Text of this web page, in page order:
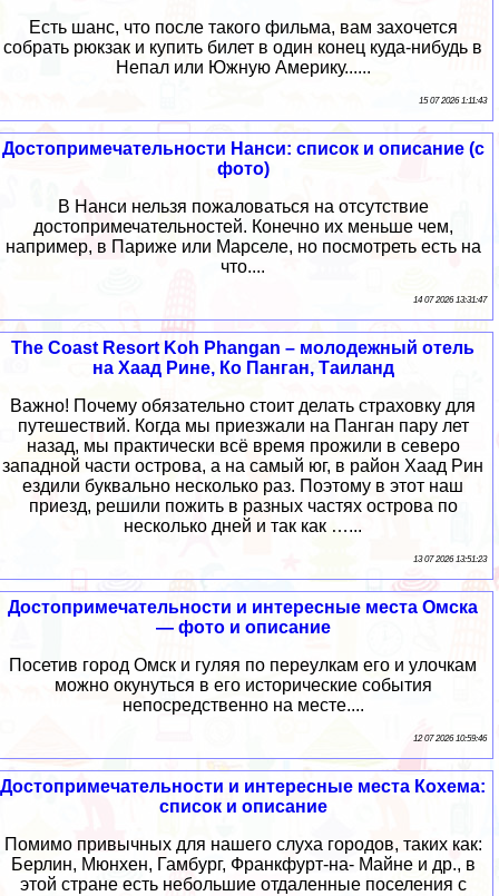
Есть шанс, что после такого фильма, вам захочется
собрать рюкзак и купить билет в один конец куда-нибудь в
Непал или Южную Америку......
15 07 2026 1:11:43
Достопримечательности Нанси: список и описание (с
фото)
В Нанси нельзя пожаловаться на отсутствие
достопримечательностей. Конечно их меньше чем,
например, в Париже или Марселе, но посмотреть есть на
что....
14 07 2026 13:31:47
The Coast Resort Koh Phangan – молодежный отель
на Хаад Рине, Ко Панган, Таиланд
Важно! Почему обязательно стоит делать страховку для
путешествий. Когда мы приезжали на Панган пару лет
назад, мы практически всё время прожили в северо
западной части острова, а на самый юг, в район Хаад Рин
ездили буквально несколько раз. Поэтому в этот наш
приезд, решили пожить в разных частях острова по
несколько дней и так как …...
13 07 2026 13:51:23
Достопримечательности и интересные места Омска
— фото и описание
Посетив город Омск и гуляя по переулкам его и улочкам
можно окунуться в его исторические события
непосредственно на месте....
12 07 2026 10:59:46
Достопримечательности и интересные места Кохема:
список и описание
Помимо привычных для нашего слуха городов, таких как:
Берлин, Мюнхен, Гамбург, Франкфурт-на- Майне и др., в
этой стране есть небольшие отдаленные поселения с